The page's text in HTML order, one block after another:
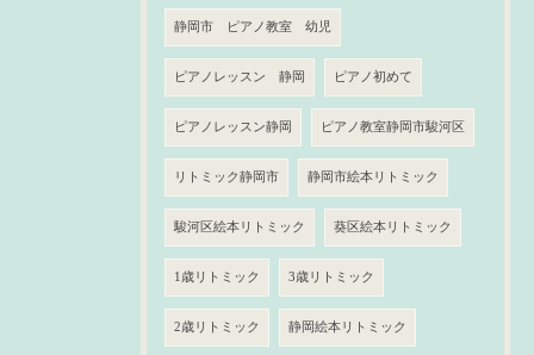
静岡市 ピアノ教室 幼児
ピアノレッスン 静岡 ピアノ初めて
ピアノレッスン静岡 ピアノ教室静岡市駿河区
リトミック静岡市 静岡市絵本リトミック
駿河区絵本リトミック 葵区絵本リトミック
1歳リトミック 3歳リトミック
2歳リトミック 静岡絵本リトミック